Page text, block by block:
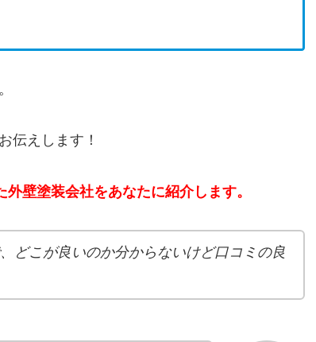
。
伝えします！
壁塗装会社をあなたに紹介します。
どこが良いのか分からないけど口コミの良